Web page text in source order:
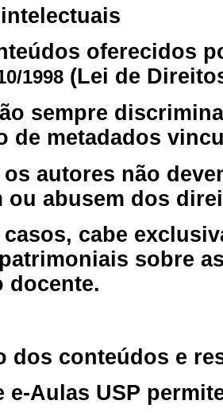
oferecidos
1998 (Lei de
sempre
de metadados
os autores não
ou abusem dos
cabe
sobre
docente.
dos conteúdos e
e-Aulas USP